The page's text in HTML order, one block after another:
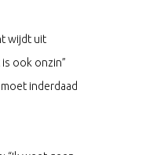
wijdt uit
ook onzin”
inderdaad